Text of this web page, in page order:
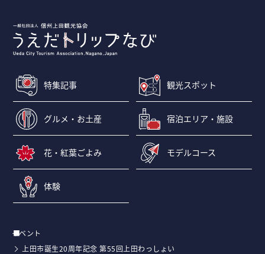
特集記事 観光スポット
グルメ・お土産 宿泊エリア・施設
花・紅葉ごよみ モデルコース
体験
イベント
上田市誕生20周年記念 第55回上田わっしょい